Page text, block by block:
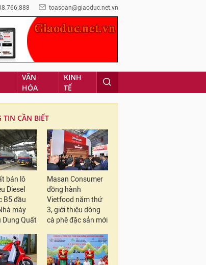
toasoan@giaoduc.net.vn
VĂN
HÓA
KINH
TẾ
TIN CẦN BIẾT
bán lô
Diesel
B5 đầu
máy
Dung Quất
Masan Consumer
đồng hành
Vietfood năm thứ
3, giới thiệu dòng
cà phê đặc sản mới